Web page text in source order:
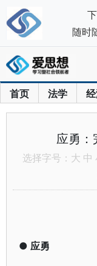
首页 法学
应勇：
选择字号： 大 中
● 应勇
随时